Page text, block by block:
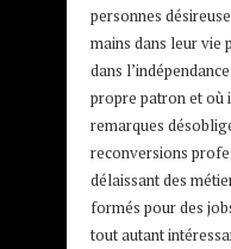
personnes
mains dans leur vie
dans
propre patron et où
remarques
reconversions
délaissant des
formés pour des
tout autant